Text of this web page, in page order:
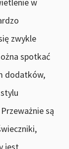
zwykle
spotkać
dodatków,
są